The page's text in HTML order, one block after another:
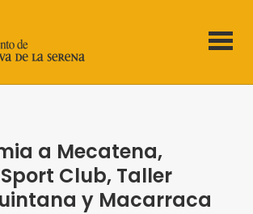
a Mecatena,
Club, Taller
y Macarraca